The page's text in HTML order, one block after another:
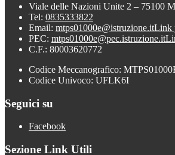
Viale delle Nazioni Unite 2 – 75100
Tel: 0835333822
Email: mtps01000e@istruzione.itLink
PEC: mtps01000e@pec.istruzione.it
C.F.: 80003620772
Codice Meccanografico:
Codice Univoco: UFLK6I
Seguici su
Facebook
Sezione Link Utili